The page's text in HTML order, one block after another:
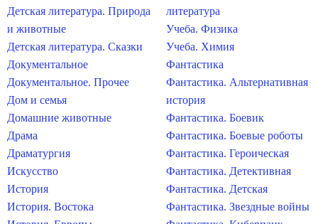
Детская литература. Природа
и животные
Детская литература. Сказки
Документальное
Документальное. Прочее
Дом и семья
Домашние животные
Драма
Драматургия
Искусство
История
История. Востока
литература
Учеба. Физика
Учеба. Химия
Фантастика
Фантастика. Альтернативная
история
Фантастика. Боевик
Фантастика. Боевые роботы
Фантастика. Героическая
Фантастика. Детективная
Фантастика. Детская
Фантастика. Звездные войны